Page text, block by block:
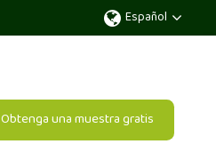
Español
Obtenga una muestra gratis